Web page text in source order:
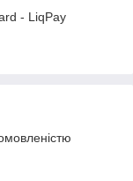
- LiqPay